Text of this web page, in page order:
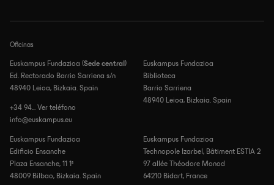
Oficinas
Euskampus Fundazioa (Sede central )
Ed. Rectorado Barrio Sarriena s/n
48940 Leioa, Bizkaia. Spain
+34 94... Ver teléfono
info@euskampus.eu
Euskampus Fundazioa
Biblioteca
Barrio Sarriena
48940 Leioa, Bizkaia. Spain
Euskampus Fundazioa
Edificio Ensanche
Plaza Ensanche, 11 1º
48009 Bilbao, Bizkaia. Spain
Euskampus Fundazioa
Technopole Izarbel, Bâtiment ESTIA 2
97 allée Théodore Monod
64210 Bidart, France